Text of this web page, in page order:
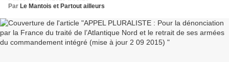
Par Le Mantois et Partout ailleurs